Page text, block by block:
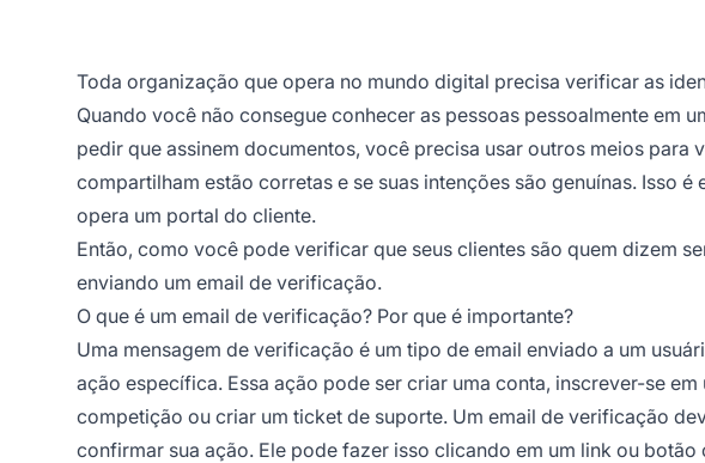
Toda organização que opera no mundo digital precisa verificar as
Quando você não consegue conhecer as pessoas pessoalmente em
pedir que assinem documentos, você precisa usar outros meios para
compartilham estão corretas e se suas intenções são genuínas. Isso
opera um portal do cliente.
Então, como você pode verificar que seus clientes são quem dizem
enviando um email de verificação.
O que é um email de verificação? Por que é importante?
Uma mensagem de verificação é um tipo de email enviado a um
ação específica. Essa ação pode ser criar uma conta, inscrever-se
competição ou criar um ticket de suporte. Um email de verificação
confirmar sua ação. Ele pode fazer isso clicando em um link ou